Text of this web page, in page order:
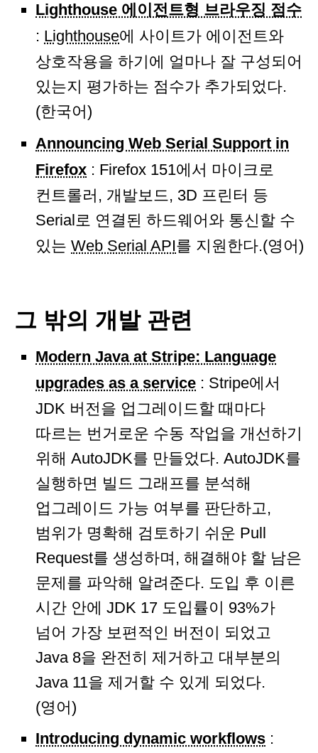
Lighthouse 에이전트형 브라우징 점수
: Lighthouse에 사이트가 에이전트와
상호작용을 하기에 얼마나 잘 구성되어
있는지 평가하는 점수가 추가되었다.
(한국어)
Announcing Web Serial Support in
Firefox : Firefox 151에서 마이크로
컨트롤러, 개발보드, 3D 프린터 등
Serial로 연결된 하드웨어와 통신할 수
있는 Web Serial API를 지원한다.(영어)
그 밖의 개발 관련
Modern Java at Stripe: Language
upgrades as a service : Stripe에서
JDK 버전을 업그레이드할 때마다
따르는 번거로운 수동 작업을 개선하기
위해 AutoJDK를 만들었다. AutoJDK를
실행하면 빌드 그래프를 분석해
업그레이드 가능 여부를 판단하고,
범위가 명확해 검토하기 쉬운 Pull
Request를 생성하며, 해결해야 할 남은
문제를 파악해 알려준다. 도입 후 이른
시간 안에 JDK 17 도입률이 93%가
넘어 가장 보편적인 버전이 되었고
Java 8을 완전히 제거하고 대부분의
Java 11을 제거할 수 있게 되었다.
(영어)
Introducing dynamic workflows :